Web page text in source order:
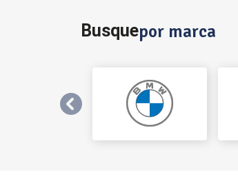
Busquepor marca
templates.template-